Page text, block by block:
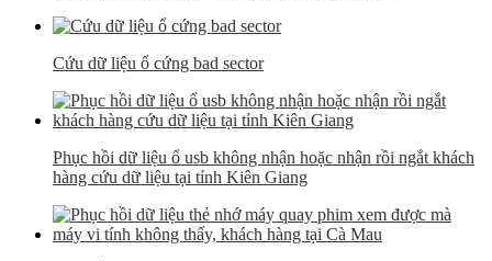
Cứu dữ liệu ổ cứng bad sector
Phục hồi dữ liệu ổ usb không nhận hoặc nhận rồi ngắt khách
hàng cứu dữ liệu tại tỉnh Kiên Giang